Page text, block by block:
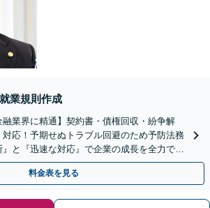
業規則作成
融業界に精通】契約書・債権回収・紛争解
応！予期せぬトラブル回避のため予防法務
と『迅速な対応』で企業の成長を全力でサ
ンストップサービスの提供】
料金表を見る